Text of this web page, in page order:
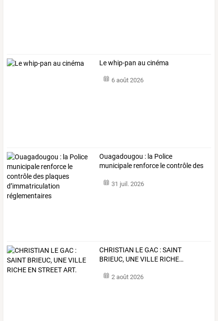
Le whip-pan au cinéma
6 août 2026
Ouagadougou : la Police
municipale renforce lecontrôledes
31 juil. 2026
CHRISTIAN LEGAC :SAINT
BRIEUC, UNEVILLE RICHE…
2 août 2026